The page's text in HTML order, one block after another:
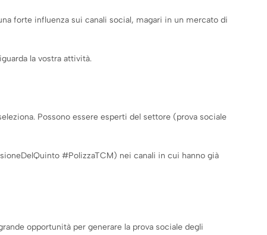
forte influenza sui canali social, magari in un mercato di
la vostra attività.
Possono essere esperti del settore (prova sociale
#PolizzaTCM) nei canali in cui hanno già
opportunità per generare la prova sociale degli